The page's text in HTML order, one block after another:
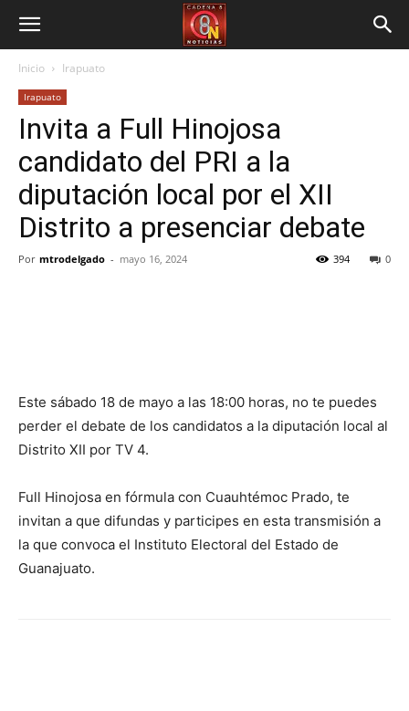
Inicio Irapuato
Irapuato
Invita a Full Hinojosa
candidato del PRI a la
diputación local por el XII
Distrito a presenciar debate
Por mtrodelgado - mayo 16, 2024 0
394
Este sábado 18 de mayo a las 18:00 horas, no te puedes
perder el debate de los candidatos a la diputación local al
Distrito XII por TV 4.
Full Hinojosa en fórmula con Cuauhtémoc Prado, te
invitan a que difundas y participes en esta transmisión a
la que convoca el Instituto Electoral del Estado de
Guanajuato.